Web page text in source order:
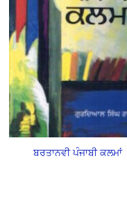
ਬਰਤਾਨਵੀ ਪੰਜਾਬੀ ਕਲਮਾਂ